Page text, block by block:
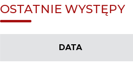
OSTATNIE WYSTĘPY
DATA